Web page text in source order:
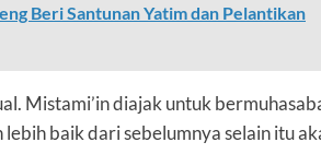
Beri Santunan Yatim dan Pelantikan
Mistami’in diajak untuk
baik dari sebelumnya selain itu